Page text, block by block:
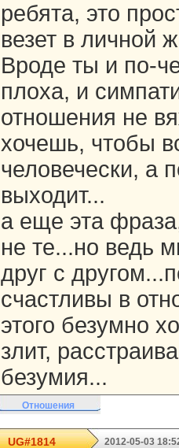
ребята, это
везет в личной
Вроде ты и по-
плоха, и
отношения не
хочешь, чтобы
человечески, а
выходит...
а еще эта
не те...но ведь
друг с
счастливы в
этого безумно
злит,
безумия...
Отношения
UG#1814 2012-05-03